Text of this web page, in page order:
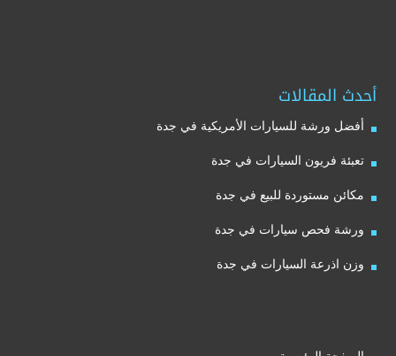
أحدث المقالات
أفضل ورشة للسيارات الأمريكية في جدة
تعبئة فريون السيارات في جدة
مكائن مستوردة للبيع في جدة
ورشة فحص سيارات في جدة
وزن اذرعة السيارات في جدة